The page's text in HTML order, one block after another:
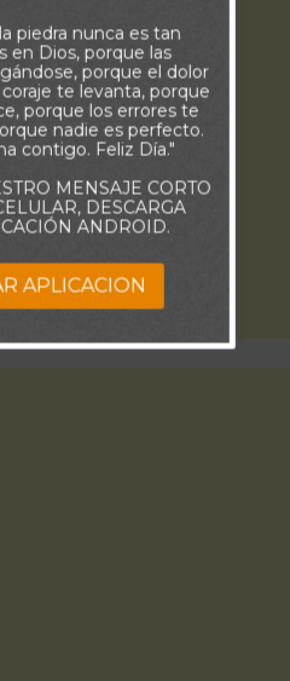
piedra nunca es tan
en Dios, porque las
porque el dolor
te levanta, porque
porque los errores te
nadie es perfecto.
contigo. Feliz Día."
MENSAJE CORTO
DESCARGA
ANDROID.
APLICACION